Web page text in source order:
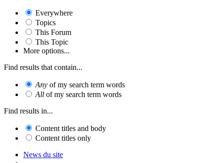
Everywhere
Topics
This Forum
This Topic
More options...
Find results that contain...
Any of my search term words
All of my search term words
Find results in...
Content titles and body
Content titles only
News du site